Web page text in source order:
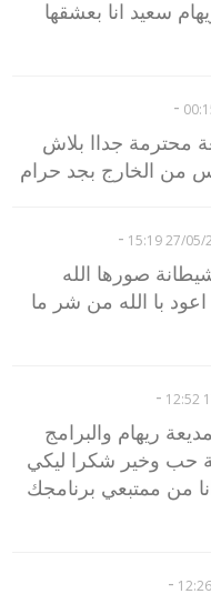
سعيد انا بعشقها
-
محترمة جداا بلاش
من الخارج بجد حرام
27/05/
-
صورها الله
با الله من شر ما
-
ريهام والبرامج
حب وخير شكرا ليكي
من ممتبعي برنامجك
-